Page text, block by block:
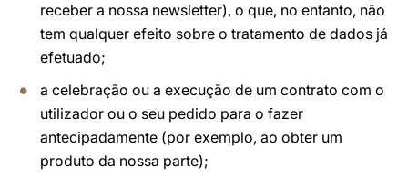
receber a nossa newsletter), o que, no entanto, não
tem qualquer efeito sobre o tratamento de dados já
efetuado;
a celebração ou a execução de um contrato com o
utilizador ou o seu pedido para o fazer
antecipadamente (por exemplo, ao obter um
produto da nossa parte);